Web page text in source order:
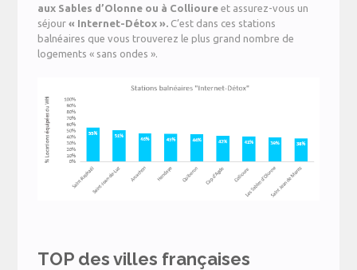
aux Sables d’Olonne ou à Collioure et assurez-vous un
séjour « Internet-Détox ». C’est dans ces stations
balnéaires que vous trouverez le plus grand nombre de
logements « sans ondes ».
TOP des villes françaises